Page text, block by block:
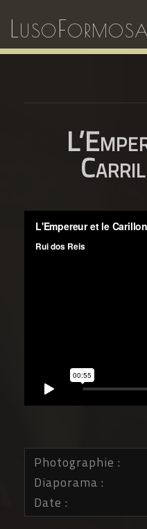
LusoFormosa
Photographie
Diaporama
Date